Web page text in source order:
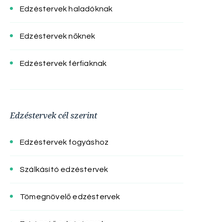
Edzéstervek haladóknak
Edzéstervek nőknek
Edzéstervek férfiaknak
Edzéstervek cél szerint
Edzéstervek fogyáshoz
Szálkásító edzéstervek
Tömegnövelő edzéstervek